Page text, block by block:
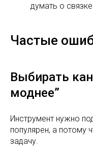
думать о
Частые
Выбирать
моднее”
Инструмент нужно
популярен, а потому
задачу.